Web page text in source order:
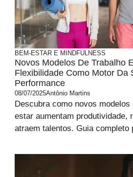
BEM-ESTAR E MINDFULNESS
Novos Modelos De Trabalho
Flexibilidade Como Motor Da
Performance
08/07/2025Antônio Martins
Descubra como novos
estar aumentam produtividade,
atraem talentos. Guia completo